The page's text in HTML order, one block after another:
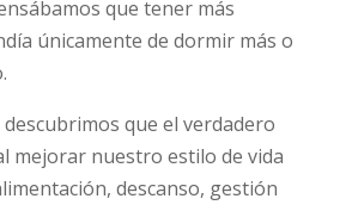
que tener más
únicamente de dormir más o
que el verdadero
mejorar nuestro estilo de vida
descanso, gestión